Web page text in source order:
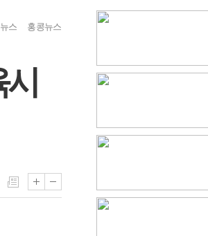
뉴스 홍콩뉴스